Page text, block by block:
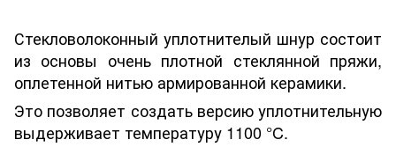
Стекловолоконный уплотнителый шнур состоит
из основы очень плотной стеклянной пряжи,
оплетенной нитью армированной керамики.
Это позволяет создать версию уплотнительную
выдерживает температуру 1100 °C.